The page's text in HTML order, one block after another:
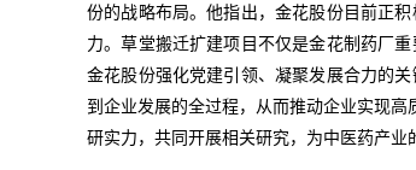
份的战略布局。他指出，金花股份目前正
力。草堂搬迁扩建项目不仅是金花制药厂
金花股份强化党建引领、凝聚发展合力的
到企业发展的全过程，从而推动企业实现
研实力，共同开展相关研究，为中医药产业